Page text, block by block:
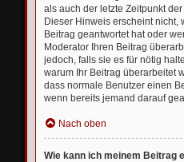
als auch der letzte Zeitpunkt
Dieser Hinweis erscheint nicht,
Beitrag geantwortet hat oder
Moderator Ihren Beitrag
jedoch, falls sie es für nötig
warum Ihr Beitrag überarbeitet
dass normale Benutzer einen
wenn bereits jemand darauf
Nach oben
Wie kann ich meinem Beitrag